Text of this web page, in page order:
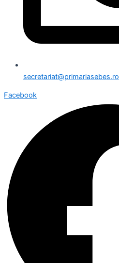
secretariat@primariasebes.ro
Facebook